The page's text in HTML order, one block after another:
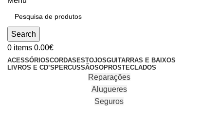
Search
0 items 0.00€
ACESSÓRIOSCORDAS ESTOJOSGUITARRAS E BAIXOS
LIVROS E CD’S PERCUSSÃOSOPROSTECLADOS
Reparações
Alugueres
Seguros